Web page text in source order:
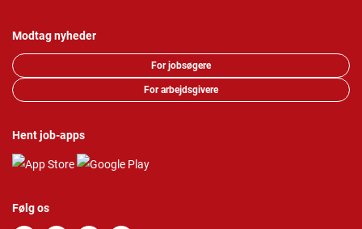
Modtag nyheder
For jobsøgere
For arbejdsgivere
Hent job-apps
Følg os